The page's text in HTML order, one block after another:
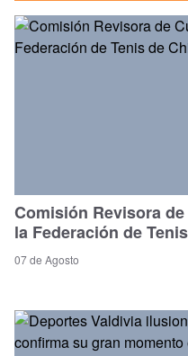
Comisión Revisora
la Federación de
07 de Agosto